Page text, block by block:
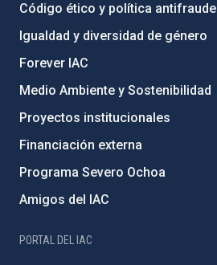
Código ético y política antifraude
Igualdad y diversidad de género
Forever IAC
Medio Ambiente y Sostenibilidad
Proyectos institucionales
Financiación externa
Programa Severo Ochoa
Amigos del IAC
PORTAL DEL IAC